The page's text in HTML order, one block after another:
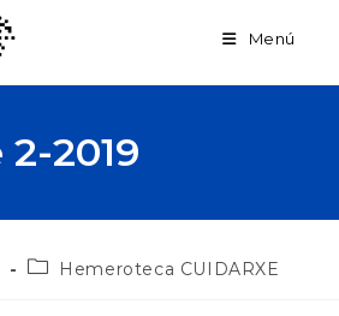
Menú
2019
Hemeroteca CUIDARXE